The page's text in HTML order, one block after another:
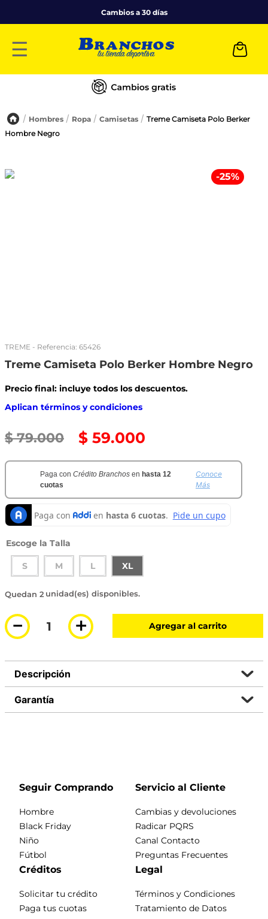
Cambios a 30 días
☰
Hombres Ropa Camisetas
Treme Camiseta Polo Berker
Hombre Negro
-25%
TREME - Referencia: 65426
Treme Camiseta Polo Berker Hombre Negro
Precio final: incluye todos los descuentos.
Aplican términos y condiciones
$ 79.000 $ 59.000
Paga con Crédito Branchos en hasta 12
cuotas
Conoce
Más
Talla
S M L XL
2 disponibles
＋
－ Agregar al carrito
Descripción
Garantía
Seguir Comprando
Hombre
Black Friday
Niño
Fútbol
Servicio al Cliente
Cambias y devoluciones
Radicar PQRS
Canal Contacto
Preguntas Frecuentes
Créditos
Solicitar tu crédito
Paga tus cuotas
Legal
Términos y Condiciones
Tratamiento de Datos